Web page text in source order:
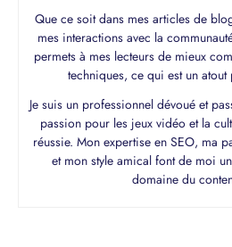
Que ce soit dans mes articles de
mes interactions avec la
permets à mes lecteurs de mieux
techniques, ce qui est un
Je suis un professionnel dévoué et
passion pour les jeux vidéo et la
réussie. Mon expertise en SEO, ma
et mon style amical font de moi
domaine du